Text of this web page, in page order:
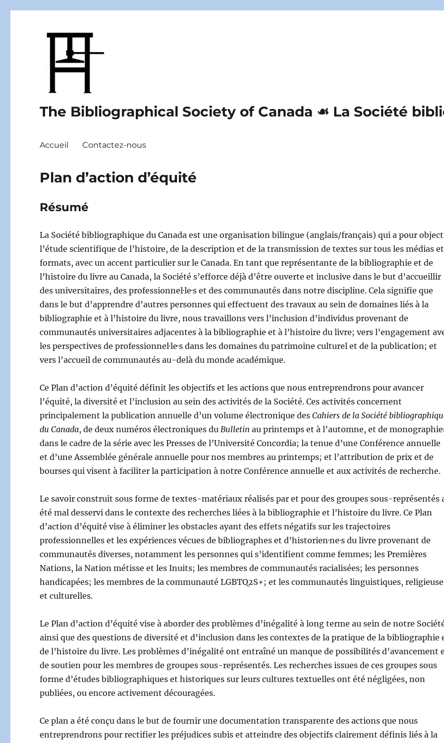
The Bibliographical Society of Canada ☙ La Société
Accueil Contactez-nous
Plan d’action d’équité
Résumé
La Société bibliographique du Canada est une organisation bilingue (anglais/français) qui a pour
l’étude scientifique de l’histoire, de la description et de la transmission de textes sur tous les médias et
formats, avec un accent particulier sur le Canada. En tant que représentante de la bibliographie et de
l’histoire du livre au Canada, la Société s’efforce déjà d’être ouverte et inclusive dans le but d’accueillir
des universitaires, des professionnel·le·s et des communautés dans notre discipline. Cela signifie que
dans le but d’apprendre d’autres personnes qui effectuent des travaux au sein de domaines liés à la
bibliographie et à l’histoire du livre, nous travaillons vers l’inclusion d’individus provenant de
communautés universitaires adjacentes à la bibliographie et à l’histoire du livre; vers l’engagement
les perspectives de professionnel·le·s dans les domaines du patrimoine culturel et de la publication; et
vers l’accueil de communautés au-delà du monde académique.
Ce Plan d’action d’équité définit les objectifs et les actions que nous entreprendrons pour avancer
l’équité, la diversité et l’inclusion au sein des activités de la Société. Ces activités concernent
principalement la publication annuelle d’un volume électronique desCahiers de la Société
du Canada, de deux numéros électroniques duBulletin au printemps et à l’automne, et de
dans le cadre de la série avec les Presses de l’Université Concordia; la tenue d’une Conférence annuelle
et d’une Assemblée générale annuelle pour nos membres au printemps; et l’attribution de prix et de
bourses qui visent à faciliter la participation à notre Conférence annuelle et aux activités de recherche.
Le savoir construit sous forme de textes-matériaux réalisés par et pour des groupes sous-représentés
été mal desservi dans le contexte des recherches liées à la bibliographie et l’histoire du livre. Ce Plan
d’action d’équité vise à éliminer les obstacles ayant des effets négatifs sur les trajectoires
professionnelles et les expériences vécues de bibliographes et d’historien·ne·s du livre provenant de
communautés diverses, notamment les personnes qui s’identifient comme femmes; les Premières
Nations, la Nation métisse et les Inuits; les membres de communautés racialisées; les personnes
handicapées; les membres de la communauté LGBTQ2S+; et les communautés linguistiques,
et culturelles.
Le Plan d’action d’équité vise à aborder des problèmes d’inégalité à long terme au sein de notre
ainsi que des questions de diversité et d’inclusion dans les contextes de la pratique de la bibliographie
de l’histoire du livre. Les problèmes d’inégalité ont entraîné un manque de possibilités d’avancement
de soutien pour les membres de groupes sous-représentés. Les recherches issues de ces groupes sous
forme d’études bibliographiques et historiques sur leurs cultures textuelles ont été négligées, non
publiées, ou encore activement découragées.
Ce plan a été conçu dans le but de fournir une documentation transparente des actions que nous
entreprendrons pour rectifier les préjudices subis et atteindre des objectifs clairement définis liés à la